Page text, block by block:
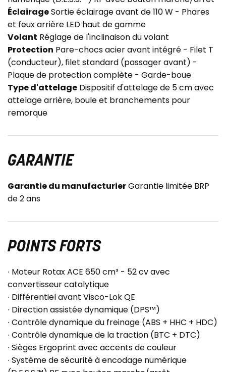
ÉclairageSortie éclairage avant de 110 W - Phares
et feux arrière LED haut de gamme
Volant Réglage de l'inclinaison du volant
Protection Pare-chocs acier avant intégré - Filet T
(conducteur), filet standard (passager avant) -
Plaque de protection complète - Garde-boue
Type d'attelage Dispositif d'attelage de 5 cm avec
attelage arrière, boule et branchements pour
remorque
GARANTIE
Garantie du manufacturierGarantie limitée BRP
de 2 ans
POINTS FORTS
∙ Moteur Rotax ACE 650 cm³ - 52 cv avec
convertisseur catalytique
∙ Différentiel avant Visco-Lok QE
∙ Direction assistée dynamique (DPS™)
∙ Contrôle dynamique du freinage (ABS + HHC + HDC)
∙ Contrôle dynamique de la traction (BTC + DTC)
∙ Sièges Ergoprint avec accents de couleur
∙ Système de sécurité à encodage numérique